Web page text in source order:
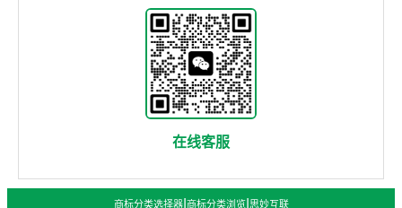
在线客服
商标分类选择器| 商标分类浏览| 思妙互联